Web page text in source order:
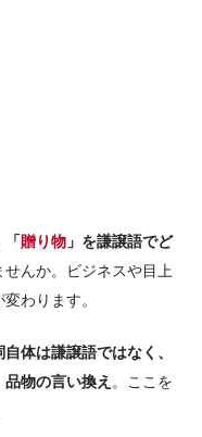
「贈り物 」を謙譲語でど
んか。ビジネスや目上
わります。
体は謙譲語ではなく、
物の言い換え 。ここを